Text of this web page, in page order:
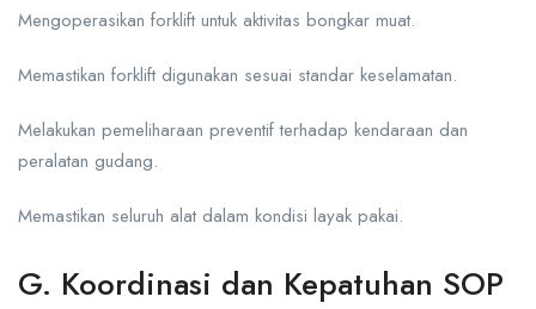
Mengoperasikan forklift untuk aktivitas bongkar muat.
Memastikan forklift digunakan sesuai standar keselamatan.
Melakukan pemeliharaan preventif terhadap kendaraan dan
peralatan gudang.
Memastikan seluruh alat dalam kondisi layak pakai.
G. Koordinasi dan Kepatuhan SOP